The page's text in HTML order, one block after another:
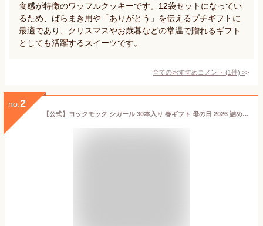
食感が特徴のワッフルクッキーです。12袋セットになってい
るため、ばらまき用や「ありがとう」を伝えるプチギフトに
最適であり、クリスマスやお歳暮などの常温で贈れるギフト
としても活躍するスイーツです。
全てのおすすめコメント (1件) >
no. 2
【公式】ヨックモック シガール 30本入り 春ギフト 母の日 2026 詰め合わせ プレゼント スイーツ ギフト プチギフト クッキー 退職 洋菓子 お菓子 焼き菓子 手土産 個包装 お取り寄せ お礼 お祝い